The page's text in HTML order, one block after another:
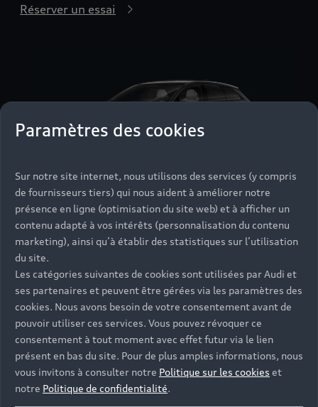
Réserver un essai
Nouvelle Audi A6 Avant e-tron
Jusqu’à 732 km d’autonomie
Découvrir
Réserver un essai
Paramètres des cookies
Sur notre site internet, nous utilisons des services (y compris
de fournisseurs tiers) qui nous aident à améliorer notre
présence en ligne (optimisation du site web) et à afficher un
contenu adapté à vos intérêts (personnalisation du contenu
marketing), ainsi qu’à établir des statistiques sur l’utilisation
du site.
Les catégories suivantes de cookies sont utilisées par Audi et
ses partenaires et peuvent être gérées via les paramètres des
cookies. Nous avons besoin de votre consentement avant de
pouvoir utiliser ces services. Vous pouvez révoquer ce
consentement à tout moment avec effet futur via le lien
présent en bas du site. Pour de plus amples informations, nous
vous invitons à consulter notre Politique sur les cookies et
notre Politique de confidentialité.